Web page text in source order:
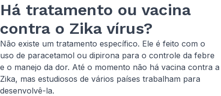
Há tratamento ou vacina
contra o Zika vírus?
Não existe um tratamento específico. Ele é feito com o
uso de paracetamol ou dipirona para o controle da febre
e o manejo da dor. Até o momento não há vacina contra a
Zika, mas estudiosos de vários países trabalham para
desenvolvê-la.